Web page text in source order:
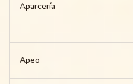
Aparcería
Apeo